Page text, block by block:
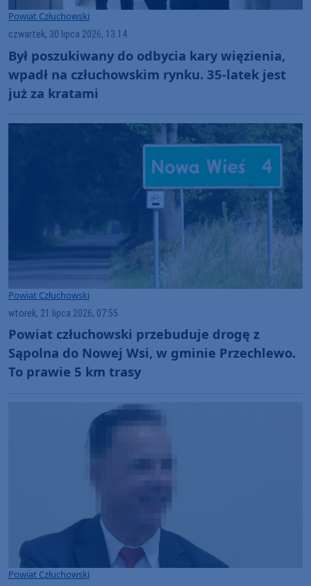
Powiat Człuchowski
czwartek, 30 lipca 2026, 13:14
Był poszukiwany do odbycia kary więzienia,
wpadł na człuchowskim rynku. 35-latek jest
już za kratami
Powiat Człuchowski
wtorek, 21 lipca 2026, 07:55
Powiat człuchowski przebuduje drogę z
Sąpolna do Nowej Wsi, w gminie Przechlewo.
To prawie 5 km trasy
Powiat Człuchowski